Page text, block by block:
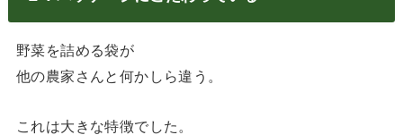
野菜を詰める袋が
他の農家さんと何かしら違う。
これは大きな特徴でした。